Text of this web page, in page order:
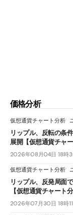
価格分析
仮想通貨チャート分析
リップル、反転の条
展開【仮想通貨チャ
2026年08月04日 18時
仮想通貨チャート分析
リップル、反発局面
【仮想通貨チャート
2026年07月30日 18時